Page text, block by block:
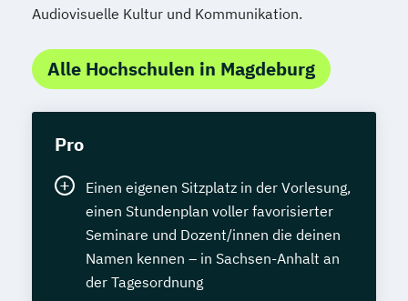
Audiovisuelle Kultur und Kommunikation.
Alle Hochschulen in Magdeburg
Pro
Einen eigenen Sitzplatz in der Vorlesung,
einen Stundenplan voller favorisierter
Seminare und Dozent/innen die deinen
Namen kennen – in Sachsen-Anhalt an
der Tagesordnung